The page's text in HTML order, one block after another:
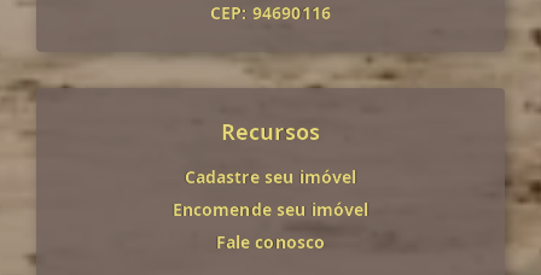
CEP: 94690116
Recursos
Cadastre seu imóvel
Encomende seu imóvel
Fale conosco